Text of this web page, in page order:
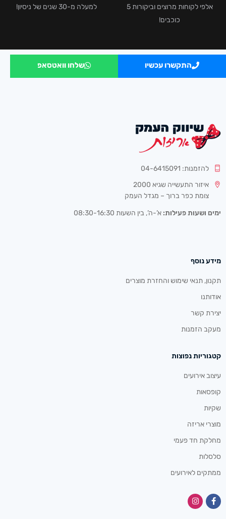
אלפי לקוחות מרוצים וביקורות 5
כוכבים!
למעלה מ-30 שנים של ניסיון!
התקשרו עכשיו שלחו וואטסאפ
להזמנות: 04-6415091
איזור התעשייה שגיא 2000
צומת כפר ברוך – מגדל העמק
ימים ושעות פעילות: א’-ה’, בין השעות 08:30-16:30
מידע נוסף
תקנון, תנאי שימוש והחזרת מוצרים
אודותנו
יצירת קשר
מעקב הזמנות
קטגוריות נפוצות
עיצוב אירועים
קופסאות
שקיות
מוצרי אריזה
מחלקת חד פעמי
סלסלות
ממתקים לאירועים